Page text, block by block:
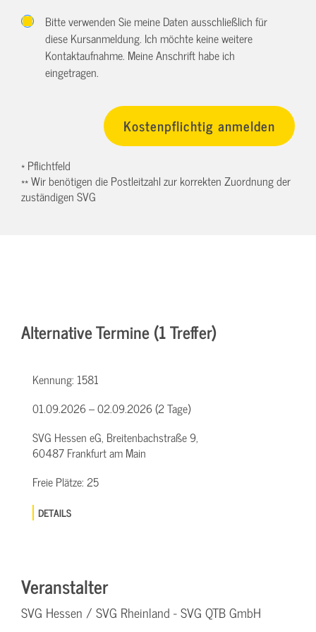
Bitte verwenden Sie meine Daten ausschließlich für
diese Kursanmeldung. Ich möchte keine weitere
Kontaktaufnahme. Meine Anschrift habe ich
eingetragen.
* Pflichtfeld
** Wir benötigen die Postleitzahl zur korrekten Zuordnung der
zuständigen SVG
Alternative Termine (1 Treffer)
Kennung: 1581
01.09.2026 – 02.09.2026 (2 Tage)
SVG Hessen eG, Breitenbachstraße 9,
60487 Frankfurt am Main
Freie Plätze:25
DETAILS
Veranstalter
SVG Hessen / SVG Rheinland - SVG QTB GmbH